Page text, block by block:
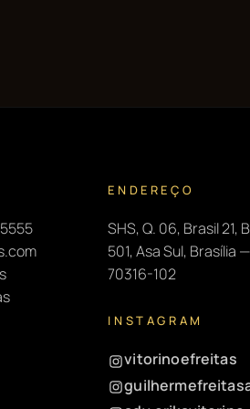
ENDEREÇO
SHS, Q. 06, Brasil 21,
501, Asa Sul, Brasília —
70316-102
INSTAGRAM
vitorinoefreitas